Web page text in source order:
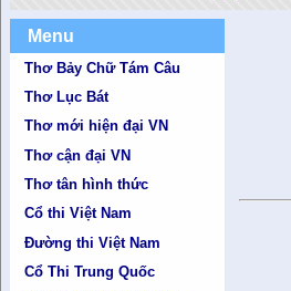
Menu
Thơ Bảy Chữ Tám Câu
Thơ Lục Bát
Thơ mới hiện đại VN
Thơ cận đại VN
Thơ tân hình thức
Cổ thi Việt Nam
Đường thi Việt Nam
Cổ Thi Trung Quốc